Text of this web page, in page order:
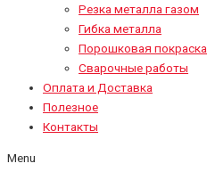
Резка металла газом
Гибка металла
Порошковая покраска
Сварочные работы
Оплата и Доставка
Полезное
Контакты
Menu